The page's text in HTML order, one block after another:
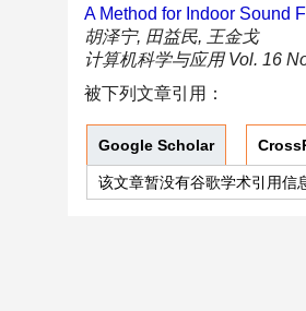
A Method for Indoor Sound
胡泽宁, 田益民, 王金戈
计算机科学与应用 Vol. 16
被下列文章引用：
Google Scholar
该文章暂没有谷歌学术引用信